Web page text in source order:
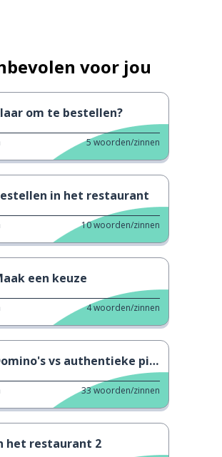
voor jou
om te bestellen?
5woorden/zinnen
in het restaurant
10woorden/zinnen
een keuze
4woorden/zinnen
vs authentieke pizza's
33woorden/zinnen
het restaurant 2